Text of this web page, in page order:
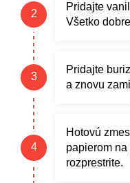
Pridajte
Všetko
Pridajte
a znovu
Hotovú
papierom
rozprestrite.